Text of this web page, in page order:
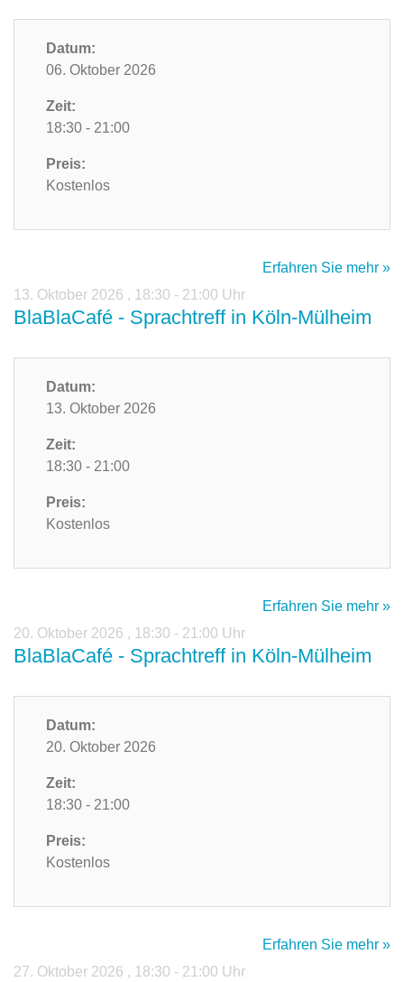
Datum:
06. Oktober 2026
Zeit:
18:30 - 21:00
Preis:
Kostenlos
Erfahren Sie mehr »
13. Oktober 2026 , 18:30 - 21:00 Uhr
BlaBlaCafé - Sprachtreff in Köln-Mülheim
Datum:
13. Oktober 2026
Zeit:
18:30 - 21:00
Preis:
Kostenlos
Erfahren Sie mehr »
20. Oktober 2026 , 18:30 - 21:00 Uhr
BlaBlaCafé - Sprachtreff in Köln-Mülheim
Datum:
20. Oktober 2026
Zeit:
18:30 - 21:00
Preis:
Kostenlos
Erfahren Sie mehr »
27. Oktober 2026 , 18:30 - 21:00 Uhr